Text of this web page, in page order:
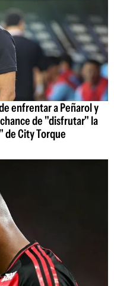
enfrentar a Peñarol y
de "disfrutar" la
de City Torque